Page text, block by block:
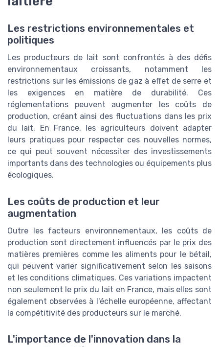
Les restrictions environnementales et
politiques
Les producteurs de lait sont confrontés à des défis
environnementaux croissants, notamment les
restrictions sur les émissions de gaz à effet de serre et
les exigences en matière de durabilité. Ces
réglementations peuvent augmenter les coûts de
production, créant ainsi des fluctuations dans les prix
du lait. En France, les agriculteurs doivent adapter
leurs pratiques pour respecter ces nouvelles normes,
ce qui peut souvent nécessiter des investissements
importants dans des technologies ou équipements plus
écologiques.
Les coûts de production et leur
augmentation
Outre les facteurs environnementaux, les coûts de
production sont directement influencés par le prix des
matières premières comme les aliments pour le bétail,
qui peuvent varier significativement selon les saisons
et les conditions climatiques. Ces variations impactent
non seulement le prix du lait en France, mais elles sont
également observées à l'échelle européenne, affectant
la compétitivité des producteurs sur le marché.
L'importance de l'innovation dans la